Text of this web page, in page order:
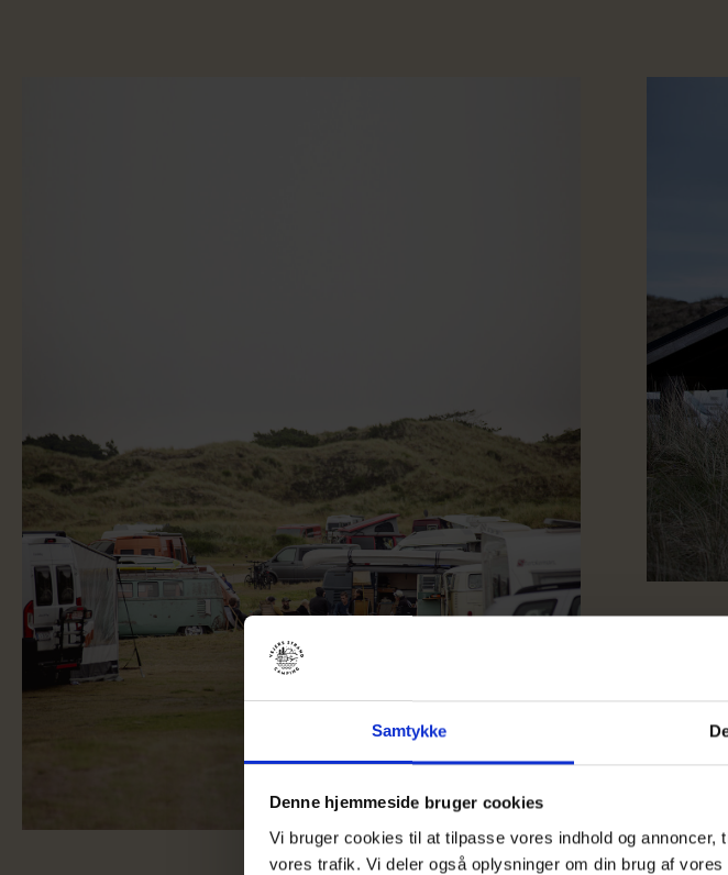
Samtykke
Denne hjemmeside bruger cookies
Vi bruger cookies til at tilpasse vores indhold og
vores trafik. Vi deler også oplysninger om din brug af
Forestil
på den
Duften
skumring,